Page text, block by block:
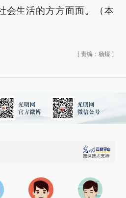
会生活的方方面面。（本
[ 责编：杨煜 ]